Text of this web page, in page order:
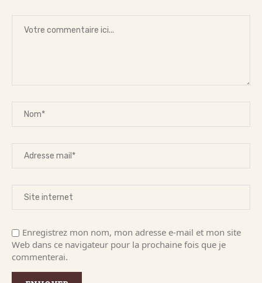
Enregistrez mon nom, mon adresse e-mail et mon site
Web dans ce navigateur pour la prochaine fois que je
commenterai.